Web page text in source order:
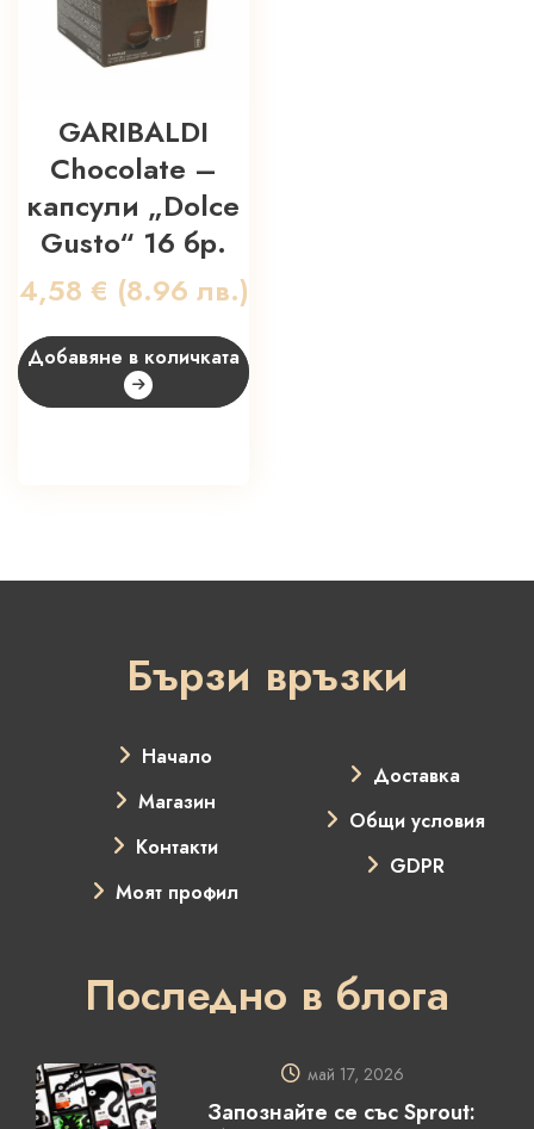
GARIBALDI
Chocolate –
капсули „Dolce
Gusto“ 16 бр.
4,58 € (8.96 лв.)
Добавяне в количката
Бързи връзки
Начало
Магазин
Контакти
Моят профил
Доставка
Общи условия
GDPR
Последно в блога
май 17, 2026
Запознайте се със Sprout: